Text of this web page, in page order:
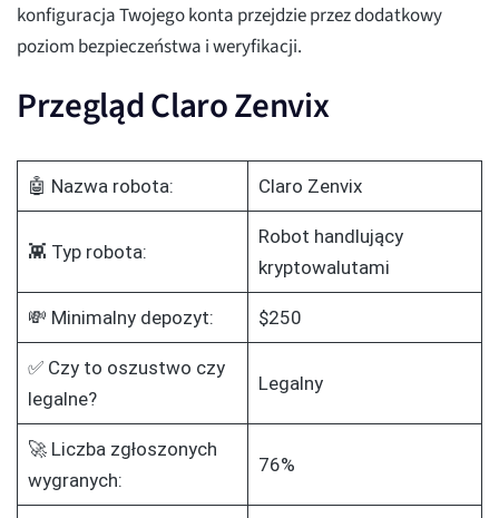
konfiguracja Twojego konta przejdzie przez dodatkowy
poziom bezpieczeństwa i weryfikacji.
Przegląd Claro Zenvix
🤖 Nazwa robota: Claro Zenvix
👾 Typ robota:
Robot handlujący
kryptowalutami
💸 Minimalny depozyt: $250
✅ Czy to oszustwo czy
legalne?
Legalny
🚀 Liczba zgłoszonych
wygranych:
76%